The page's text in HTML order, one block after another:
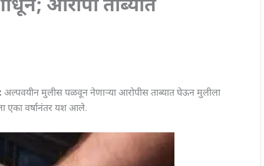
आरोपी ताब्यात
अल्पवयीन मुलीस पळवून नेणाऱ्या आरोपीस ताब्यात घेऊन मुलीला
एका वर्षानंतर यश आले.